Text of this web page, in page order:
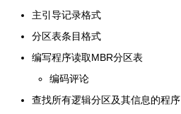
主引导记录格式
分区表条目格式
编写程序读取MBR分区表
编码评论
查找所有逻辑分区及其信息的程序